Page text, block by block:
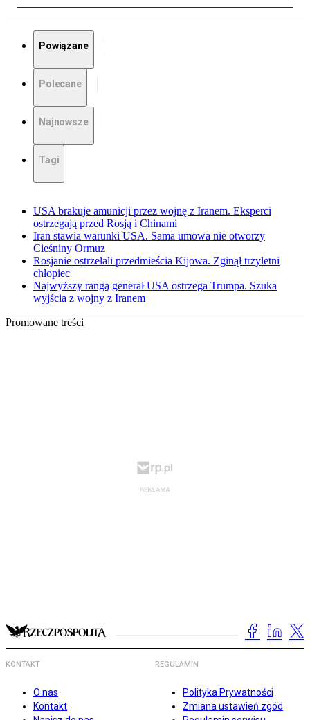
Powiązane
Polecane
Najnowsze
Tagi
USA brakuje amunicji przez wojnę z Iranem. Eksperci
ostrzegają przed Rosją i Chinami
Iran stawia warunki USA. Sama umowa nie otworzy
Cieśniny Ormuz
Rosjanie ostrzelali przedmieścia Kijowa. Zginął trzyletni
chłopiec
Najwyższy rangą generał USA ostrzega Trumpa. Szuka
wyjścia z wojny z Iranem
Promowane treści
KONTAKT
O nas
Kontakt
REGULAMIN
Polityka Prywatności
Zmiana ustawień zgód